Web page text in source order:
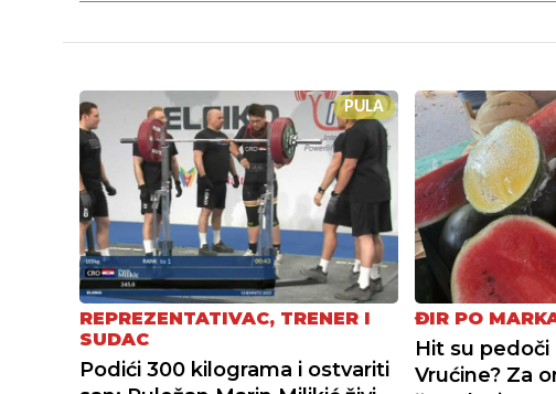
PULA
REPREZENTATIVAC, TRENER I
SUDAC
Podići 300 kilograma i ostvariti
ĐIR PO
Hit su
Vrućine? Za